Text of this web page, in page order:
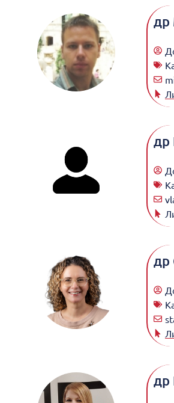
др
др
др
др